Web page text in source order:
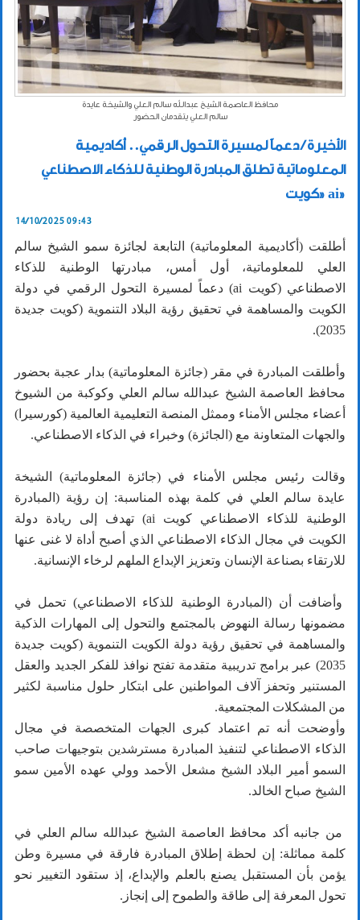
محافظ العاصمة الشيخ عبدالله سالم العلي والشيخة عايدة
سالم العلي يتقدمان الحضور
الأخيرة / دعماً لمسيرة التحول الرقمي.. أكاديمية
المعلوماتية تطلق المبادرة الوطنية للذكاء الاصطناعي
«كويت ai»
14/10/2025 09:43
أطلقت (أكاديمية المعلوماتية) التابعة لجائزة سمو الشيخ سالم
العلي للمعلوماتية، أول أمس، مبادرتها الوطنية للذكاء
الاصطناعي (كويت ai) دعماً لمسيرة التحول الرقمي في دولة
الكويت والمساهمة في تحقيق رؤية البلاد التنموية (كويت جديدة
2035).
وأطلقت المبادرة في مقر (جائزة المعلوماتية) بدار عجبة بحضور
محافظ العاصمة الشيخ عبدالله سالم العلي وكوكبة من الشيوخ
أعضاء مجلس الأمناء وممثل المنصة التعليمية العالمية (كورسيرا)
والجهات المتعاونة مع (الجائزة) وخبراء في الذكاء الاصطناعي.
وقالت رئيس مجلس الأمناء في (جائزة المعلوماتية) الشيخة
عايدة سالم العلي في كلمة بهذه المناسبة: إن رؤية (المبادرة
الوطنية للذكاء الاصطناعي كويت ai) تهدف إلى ريادة دولة
الكويت في مجال الذكاء الاصطناعي الذي أصبح أداة لا غنى عنها
للارتقاء بصناعة الإنسان وتعزيز الإبداع الملهم لرخاء الإنسانية.
وأضافت أن (المبادرة الوطنية للذكاء الاصطناعي) تحمل في
مضمونها رسالة النهوض بالمجتمع والتحول إلى المهارات الذكية
والمساهمة في تحقيق رؤية دولة الكويت التنموية (كويت جديدة
2035) عبر برامج تدريبية متقدمة تفتح نوافذ للفكر الجديد والعقل
المستنير وتحفز آلاف المواطنين على ابتكار حلول مناسبة لكثير
من المشكلات المجتمعية.
وأوضحت أنه تم اعتماد كبرى الجهات المتخصصة في مجال
الذكاء الاصطناعي لتنفيذ المبادرة مسترشدين بتوجيهات صاحب
السمو أمير البلاد الشيخ مشعل الأحمد وولي عهده الأمين سمو
الشيخ صباح الخالد.
من جانبه أكد محافظ العاصمة الشيخ عبدالله سالم العلي في
كلمة مماثلة: إن لحظة إطلاق المبادرة فارقة في مسيرة وطن
يؤمن بأن المستقبل يصنع بالعلم والإبداع، إذ ستقود التغيير نحو
تحول المعرفة إلى طاقة والطموح إلى إنجاز.